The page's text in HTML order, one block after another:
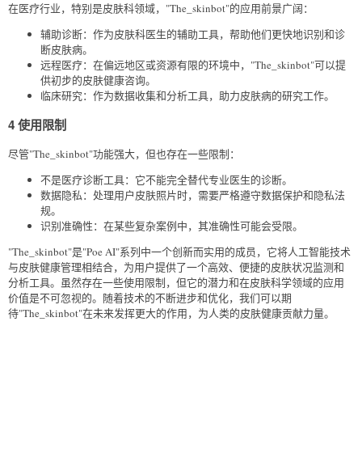
在医疗行业，特别是皮肤科领域，"The_skinbot"的应用前景广阔：
辅助诊断：作为皮肤科医生的辅助工具，帮助他们更快地识别和诊
断皮肤病。
远程医疗：在偏远地区或资源有限的环境中，"The_skinbot"可以提
供初步的皮肤健康咨询。
临床研究：作为数据收集和分析工具，助力皮肤病的研究工作。
4 使用限制
尽管"The_skinbot"功能强大，但也存在一些限制：
不是医疗诊断工具：它不能完全替代专业医生的诊断。
数据隐私：处理用户皮肤照片时，需要严格遵守数据保护和隐私法
规。
识别准确性：在某些复杂案例中，其准确性可能会受限。
"The_skinbot"是"Poe AI"系列中一个创新而实用的成员，它将人工智能技术
与皮肤健康管理相结合，为用户提供了一个高效、便捷的皮肤状况监测和
分析工具。虽然存在一些使用限制，但它的潜力和在皮肤科学领域的应用
价值是不可忽视的。随着技术的不断进步和优化，我们可以期
待"The_skinbot"在未来发挥更大的作用，为人类的皮肤健康贡献力量。